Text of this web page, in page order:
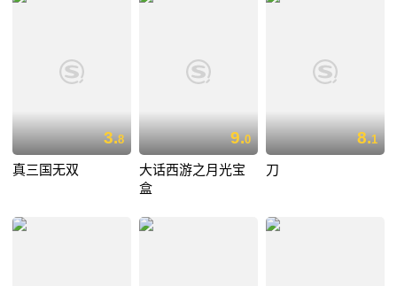
3.8
真三国无双
9.0
大话西游之月光宝
盒
8.1
刀